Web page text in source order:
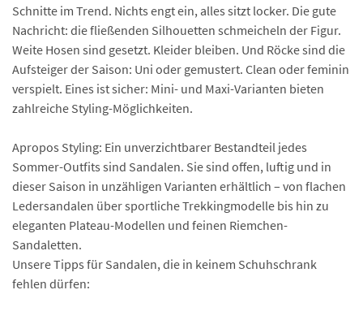
Schnitte im Trend. Nichts engt ein, alles sitzt locker. Die gute
Nachricht: die fließenden Silhouetten schmeicheln der Figur.
Weite Hosen sind gesetzt. Kleider bleiben. Und Röcke sind die
Aufsteiger der Saison: Uni oder gemustert. Clean oder feminin
verspielt. Eines ist sicher: Mini- und Maxi-Varianten bieten
zahlreiche Styling-Möglichkeiten.
Apropos Styling: Ein unverzichtbarer Bestandteil jedes
Sommer-Outfits sind Sandalen. Sie sind offen, luftig und in
dieser Saison in unzähligen Varianten erhältlich – von flachen
Ledersandalen über sportliche Trekkingmodelle bis hin zu
eleganten Plateau-Modellen und feinen Riemchen-
Sandaletten.
Unsere Tipps für Sandalen, die in keinem Schuhschrank
fehlen dürfen: